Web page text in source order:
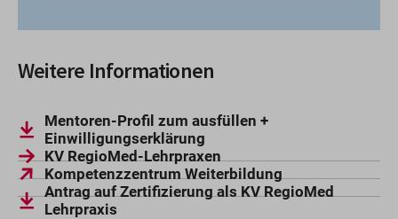
Weitere Informationen
Mentoren-Profil zum ausfüllen +
Einwilligungserklärung
KV RegioMed-Lehrpraxen
Kompetenzzentrum Weiterbildung
Antrag auf Zertifizierung als KV RegioMed
Lehrpraxis